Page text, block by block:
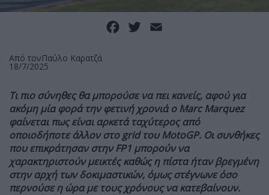
Facebook
Twitter
Από τονΠαύλο Καρατζά
18/7/2025
Τι πιο σύνηθες θα μπορούσε να πει κανείς, αφού για
ακόμη μία φορά την φετινή χρονιά ο Marc Marquez
φαίνεται πως είναι αρκετά ταχύτερος από
οποιοδήποτε άλλον στοgrid τουMotoGP. Οι συνθήκες
που επικράτησαν στηνFP1 μπορούν να
χαρακτηριστούν μεικτές καθώς η πίστα ήταν βρεγμένη
στην αρχή των δοκιμαστικών, όμως στέγνωνε όσο
περνούσε η ώρα με τους χρόνους να κατεβαίνουν.